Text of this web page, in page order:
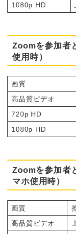
1080p HD
Zoomを参加者
使用時）
画質
高品質ビデオ
720p HD
1080p HD
Zoomを参加者
マホ使用時）
画質
高品質ビデオ